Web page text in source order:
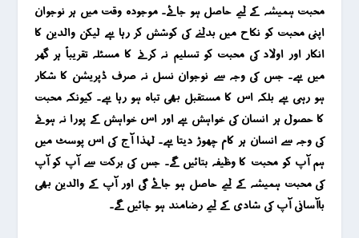
محبت ہمیشہ کے لیے حاصل ہو جائے۔ موجودہ وقت میں ہر نوجوان
اپنی محبت کو نکاح میں بدلنے کی کوشش کر رہا ہے لیکن والدین کا
انکار اور اولاد کی محبت کو تسلیم نہ کرنے کا مسئلہ تقریباً ہر گھر
میں ہے۔ جس کی وجہ سے نوجوان نسل نہ صرف ڈپریشن کا شکار
ہو رہی ہے بلکہ اس کا مستقبل بھی تباہ ہو رہا ہے۔ کیونکہ محبت
کا حصول ہر انسان کی خواہش ہے اور اس خواہش کے پورا نہ ہونے
کی وجہ سے انسان ہر کام چھوڑ دیتا ہے۔ لہذا آج کی اس پوسٹ میں
ہم آپ کو محبت کا وظیفہ بتائیں گے۔ جس کی برکت سے آپ کو آپ
کی محبت ہمیشہ کے لیے حاصل ہو جائے گی اور آپ کے والدین بھی
باآسانی آپ کی شادی کے لیے رضامند ہو جائیں گے۔